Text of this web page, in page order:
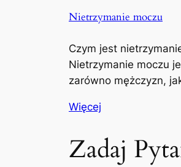
Nietrzymanie moczu
Czym jest
Nietrzymanie moczu
zarówno mężczyzn,
Więcej
Zadaj